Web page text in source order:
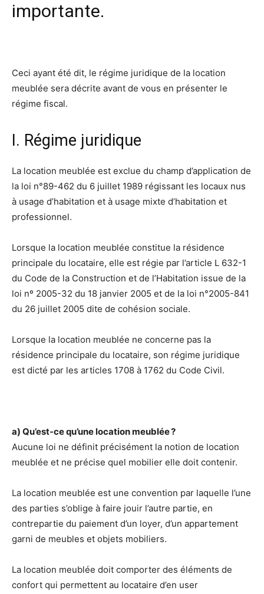
importante.
Ceci ayant été dit, le régime juridique de la location
meublée sera décrite avant de vous en présenter le
régime fiscal.
I. Régime juridique
La location meublée est exclue du champ d’application de
la loi n°89-462 du 6 juillet 1989 régissant les locaux nus
à usage d’habitation et à usage mixte d’habitation et
professionnel.
Lorsque la location meublée constitue la résidence
principale du locataire, elle est régie par l’article L 632-1
du Code de la Construction et de l’Habitation issue de la
loi nº 2005-32 du 18 janvier 2005 et de la loi n°2005-841
du 26 juillet 2005 dite de cohésion sociale.
Lorsque la location meublée ne concerne pas la
résidence principale du locataire, son régime juridique
est dicté par les articles 1708 à 1762 du Code Civil.
a) Qu’est-ce qu’une location meublée ?
Aucune loi ne définit précisément la notion de location
meublée et ne précise quel mobilier elle doit contenir.
La location meublée est une convention par laquelle l’une
des parties s’oblige à faire jouir l’autre partie, en
contrepartie du paiement d’un loyer, d’un appartement
garni de meubles et objets mobiliers.
La location meublée doit comporter des éléments de
confort qui permettent au locataire d’en user